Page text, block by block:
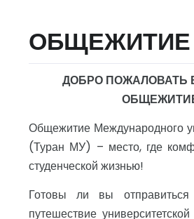
ОБЩЕЖИТИЕ
ДОБРО ПОЖАЛОВАТЬ
Общежитие Международного
(Туран МУ) – место, где
студенческой жизнью!
Готовы ли вы отправиться
путешествие